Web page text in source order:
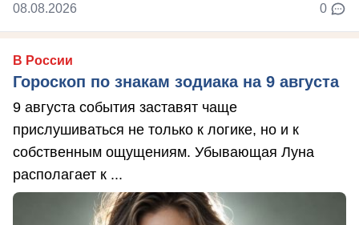
08.08.2026 0
В России
Гороскоп по знакам зодиака на 9 августа
9 августа события заставят чаще
прислушиваться не только к логике, но и к
собственным ощущениям. Убывающая Луна
располагает к ...